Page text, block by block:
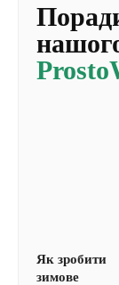
Як зробити
зимове